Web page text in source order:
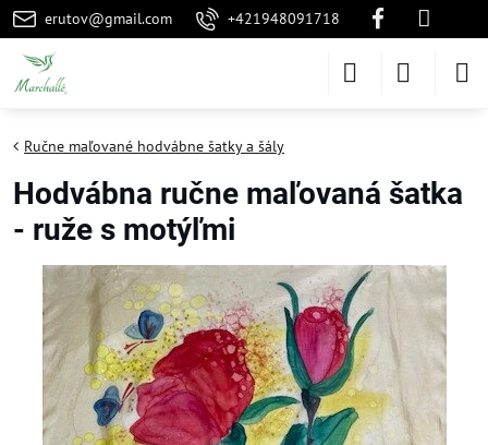
erutov@gmail.com +421948091718
Ručne maľované hodvábne šatky a šály
Hodvábna ručne maľovaná šatka
- ruže s motýľmi